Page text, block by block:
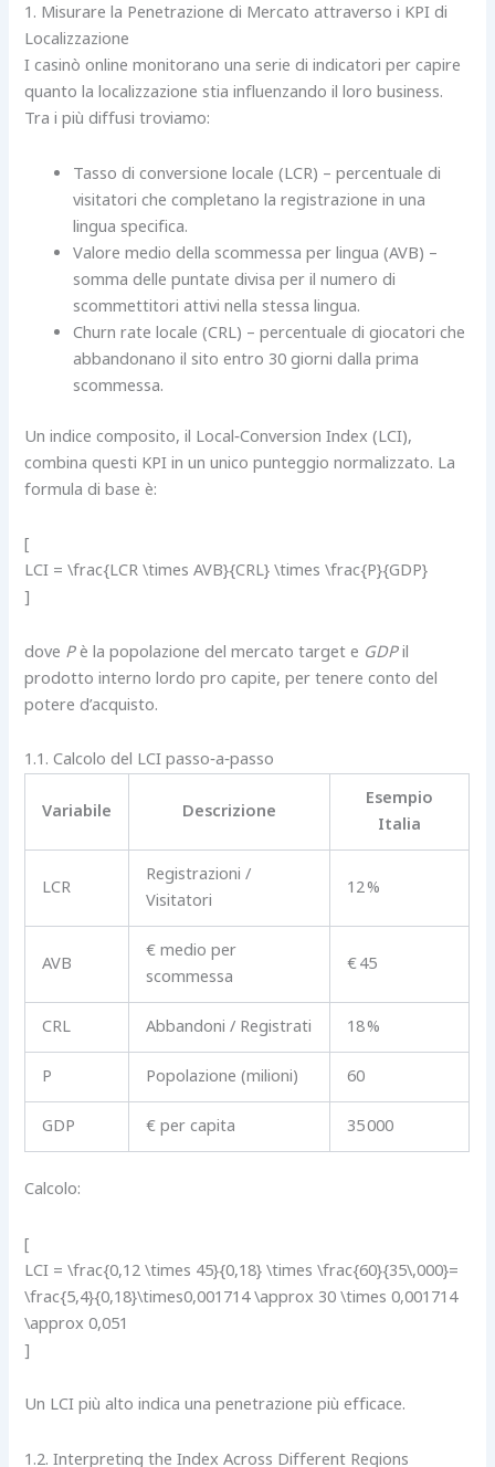
1. Misurare la Penetrazione di Mercato attraverso i KPI di
Localizzazione
I casinò online monitorano una serie di indicatori per capire
quanto la localizzazione stia influenzando il loro business.
Tra i più diffusi troviamo:
Tasso di conversione locale (LCR) – percentuale di
visitatori che completano la registrazione in una
lingua specifica.
Valore medio della scommessa per lingua (AVB) –
somma delle puntate divisa per il numero di
scommettitori attivi nella stessa lingua.
Churn rate locale (CRL) – percentuale di giocatori che
abbandonano il sito entro 30 giorni dalla prima
scommessa.
Un indice composito, il Local‑Conversion Index (LCI),
combina questi KPI in un unico punteggio normalizzato. La
formula di base è:
[
LCI = \frac{LCR \times AVB}{CRL} \times \frac{P}{GDP}
]
dove Pè la popolazione del mercato target e GDPil
prodotto interno lordo pro capite, per tenere conto del
potere d’acquisto.
1.1. Calcolo del LCI passo‑a‑passo
Variabile Descrizione
Esempio
Italia
LCR
Registrazioni /
Visitatori
12 %
AVB
€ medio per
scommessa
€ 45
CRL Abbandoni / Registrati 18 %
P Popolazione (milioni) 60
GDP € per capita 35 000
Calcolo:
[
LCI = \frac{0,12 \times 45}{0,18} \times \frac{60}{35\,000}=
\frac{5,4}{0,18}\times0,001714 \approx 30 \times 0,001714
\approx 0,051
]
Un LCI più alto indica una penetrazione più efficace.
1.2. Interpreting the Index Across Different Regions